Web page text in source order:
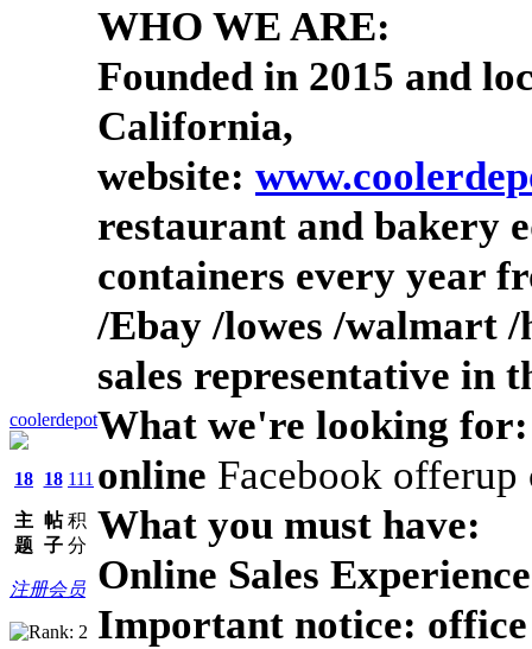
coolerdepot
18
主
题
18
帖
子
111
积
分
注册会员
WHO WE ARE:
Founded in 2015 and
California,
website:
restaurant and bakery
containers every year
/Ebay /lowes /walmart /
sales representative in
What we're looking for:
online Facebook offerup
What you must have:
Online Sales Experience
Important notice: